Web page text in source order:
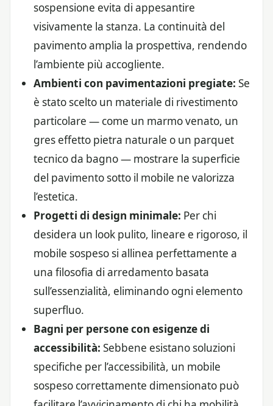
sospensione evita di appesantire
visivamente la stanza. La continuità del
pavimento amplia la prospettiva, rendendo
l’ambiente più accogliente.
Ambienti con pavimentazioni pregiate: Se
è stato scelto un materiale di rivestimento
particolare — come un marmo venato, un
gres effetto pietra naturale o un parquet
tecnico da bagno — mostrare la superficie
del pavimento sotto il mobile ne valorizza
l’estetica.
Progetti di design minimale: Per chi
desidera un look pulito, lineare e rigoroso, il
mobile sospeso si allinea perfettamente a
una filosofia di arredamento basata
sull’essenzialità, eliminando ogni elemento
superfluo.
Bagni per persone con esigenze di
accessibilità: Sebbene esistano soluzioni
specifiche per l’accessibilità, un mobile
sospeso correttamente dimensionato può